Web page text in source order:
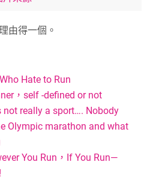
由得一個。
Hate to Run
，self -defined or not
not really a sport…. Nobody
Olympic marathon and what
You Run，If You Run—